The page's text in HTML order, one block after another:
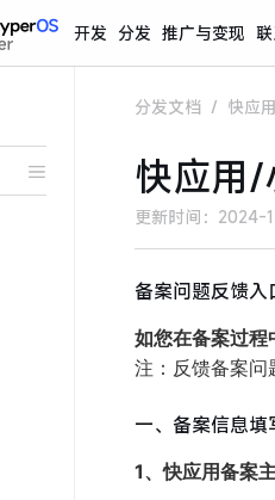
开发 分发 推广与变现
分发文档 / 快应
快应用/
更新时间： 2024-
备案问题反馈入
如您在备案过程
注：反馈备案
一、备案信息填
1、快应用备案